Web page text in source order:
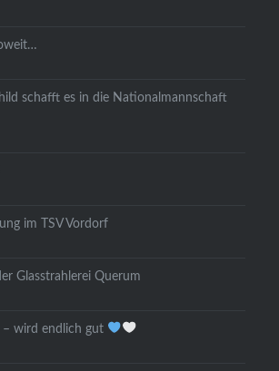
schafft es in die Nationalmannschaft
im TSV Vordorf
Glasstrahlerei Querum
wird endlich gut